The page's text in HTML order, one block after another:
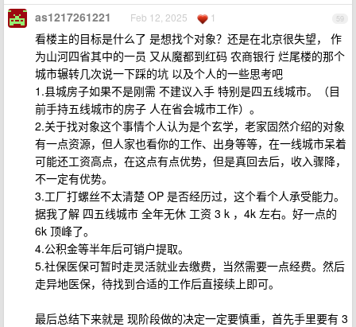
59
as1217261221 Feb 12, 2025 1
看楼主的目标是什么了 是想找个对象？还是在北京很失望， 作
为山河四省其中的一员 又从魔都到红码 农商银行 烂尾楼的那个
城市辗转几次说一下踩的坑 以及个人的一些思考吧
1.县城房子如果不是刚需 不建议入手 特别是四五线城市。（目
前手持五线城市的房子 人在省会城市工作）。
2.关于找对象这个事情个人认为是个玄学，老家固然介绍的对象
有一点资源，但人家也看你的工作、出身等等，在一线城市呆着
可能还工资高点，在这点有点优势，但是真回去后，收入骤降，
不一定有优势。
3.工厂打螺丝不太清楚 OP 是否经历过，这个看个人承受能力。
据我了解 四五线城市 全年无休 工资 3 k ，4k 左右。好一点的
6k 顶峰了。
4.公积金等半年后可销户提取。
5.社保医保可暂时走灵活就业去缴费，当然需要一点经费。然后
走异地医保，待找到合适的工作后直接续上即可。
最后总结下来就是 现阶段做的决定一定要慎重，首先手里要有 3